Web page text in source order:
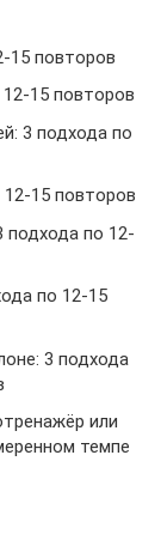
15 повторов
15 повторов
3 подхода по
12-15 повторов
подхода по 12-
по 12-15
3 подхода
или
темпе